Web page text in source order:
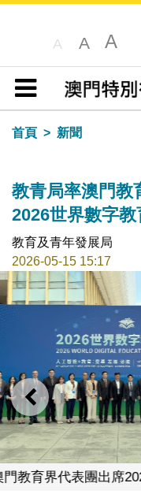
A A A
目錄
首頁
新聞
教青局率澳門教
2026世界數字教
教育及青年發展局
2026-05-15 15:17
上一則